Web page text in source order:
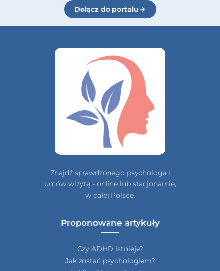
Dołącz do portalu
Znajdź sprawdzonego psychologa i
umów wizytę - online lub stacjonarnie,
w całej Polsce.
Proponowane artykuły
Czy ADHD istnieje?
Jak zostać psychologiem?